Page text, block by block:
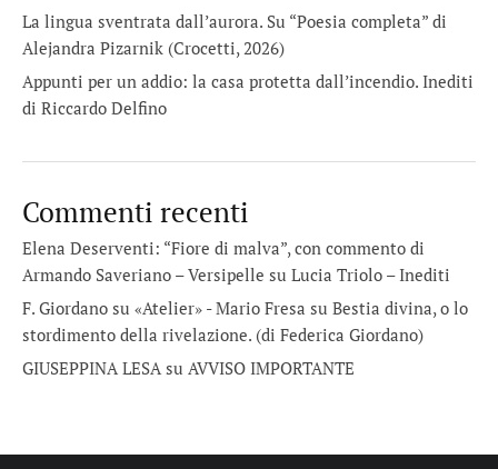
La lingua sventrata dall’aurora. Su “Poesia completa” di
Alejandra Pizarnik (Crocetti, 2026)
Appunti per un addio: la casa protetta dall’incendio. Inediti
di Riccardo Delfino
Commenti recenti
Elena Deserventi: “Fiore di malva”, con commento di
Armando Saveriano – Versipelle su Lucia Triolo – Inediti
F. Giordano su «Atelier» - Mario Fresa su Bestia divina, o lo
stordimento della rivelazione. (di Federica Giordano)
GIUSEPPINA LESAsu AVVISO IMPORTANTE